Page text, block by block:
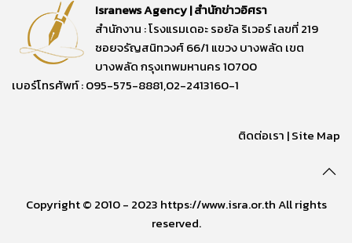
Isranews Agency | สำนักข่าวอิศรา
สำนักงาน : โรงแรมเดอะ รอยัล ริเวอร์ เลขที่ 219
ซอยจรัญสนิทวงศ์ 66/1 แขวง บางพลัด เขต
บางพลัด กรุงเทพมหานคร 10700
เบอร์โทรศัพท์ : 095-575-8881,02-2413160-1
ติดต่อเรา |Site Map
Copyright © 2010 - 2023 https://www.isra.or.th All rights
reserved.